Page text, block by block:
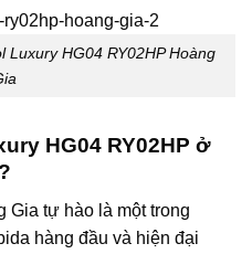
Luxury HG04 RY02HP Hoàng
HG04 RY02HP ở
Gia tự hào là một trong
hàng đầu và hiện đại